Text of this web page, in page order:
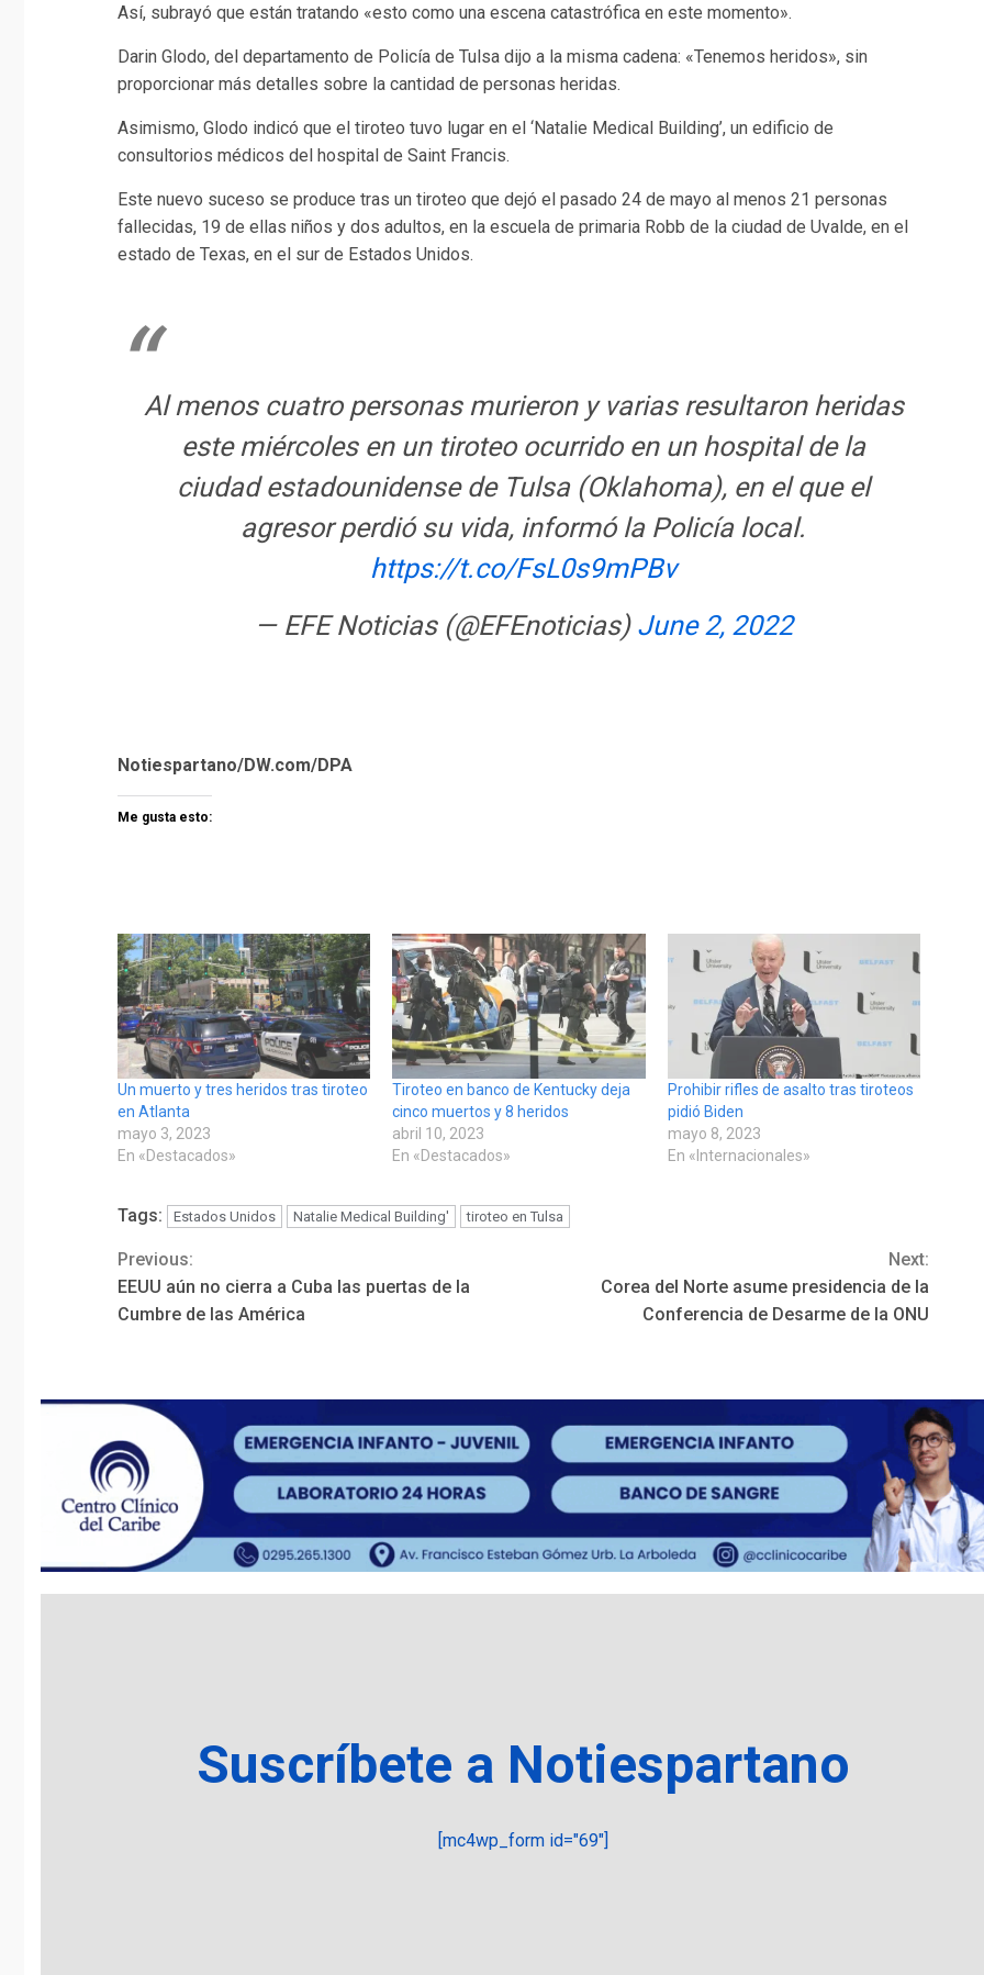
Así, subrayó que están tratando «esto como una escena catastrófica en este momento».
Darin Glodo, del departamento de Policía de Tulsa dijo a la misma cadena: «Tenemos heridos», sin
proporcionar más detalles sobre la cantidad de personas heridas.
Asimismo, Glodo indicó que el tiroteo tuvo lugar en el ‘Natalie Medical Building’, un edificio de
consultorios médicos del hospital de Saint Francis.
Este nuevo suceso se produce tras un tiroteo que dejó el pasado 24 de mayo al menos 21 personas
fallecidas, 19 de ellas niños y dos adultos, en la escuela de primaria Robb de la ciudad de Uvalde, en el
estado de Texas, en el sur de Estados Unidos.
Al menos cuatro personas murieron y varias resultaron heridas
este miércoles en un tiroteo ocurrido en un hospital de la
ciudad estadounidense de Tulsa (Oklahoma), en el que el
agresor perdió su vida, informó la Policía local.
https://t.co/FsL0s9mPBv
— EFE Noticias (@EFEnoticias) June 2, 2022
Notiespartano/DW.com/DPA
Me gusta esto:
Un muerto y tres heridos tras tiroteo
en Atlanta
mayo 3, 2023
En «Destacados»
Tiroteo en banco de Kentucky deja
cinco muertos y 8 heridos
abril 10, 2023
En «Destacados»
Prohibir rifles de asalto tras tiroteos
pidió Biden
mayo 8, 2023
En «Internacionales»
Tags: Estados Unidos Natalie Medical Building' tiroteo en Tulsa
Continue
Reading
Previous:
EEUU aún no cierra a Cuba las puertas de la
Cumbre de las América
Next:
Corea del Norte asume presidencia de la
Conferencia de Desarme de la ONU
Suscríbete a Notiespartano
[mc4wp_form id="69"]